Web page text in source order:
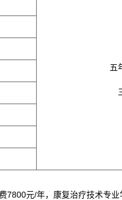
五
7800元/年，康复治疗技术专